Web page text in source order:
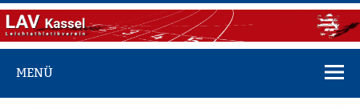
Zum
Inhalt
springen
LAV Kassel
MENÜ